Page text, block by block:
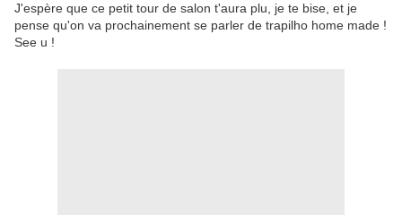
J'espère que ce petit tour de salon t'aura plu, je te bise, et je
pense qu'on va prochainement se parler de trapilho home made !
See u !